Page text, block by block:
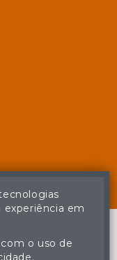
experiência em
o uso de